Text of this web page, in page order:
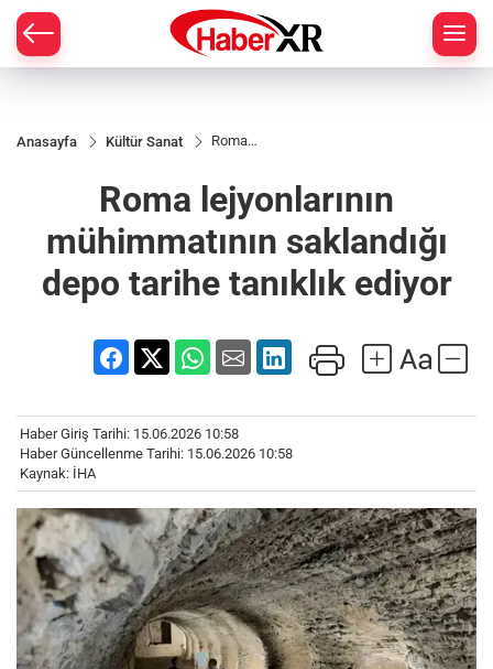
Anasayfa Kültür Sanat
Roma
saklandığı
depo tarihe
tanıklık ediyor
Roma lejyonlarının
mühimmatının saklandığı
depo tarihe tanıklık ediyor
Haber Giriş Tarihi: 15.06.2026 10:58
Haber Güncellenme Tarihi: 15.06.2026 10:58
Kaynak: İHA